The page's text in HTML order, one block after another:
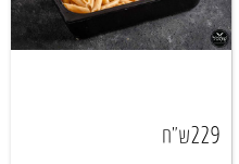
229ש"ח